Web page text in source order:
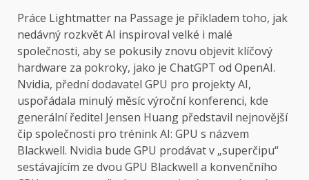
Práce Lightmatter na Passage je příkladem toho, jak
nedávný rozkvět AI inspiroval velké i malé
společnosti, aby se pokusily znovu objevit klíčový
hardware za pokroky, jako je ChatGPT od OpenAI.
Nvidia, přední dodavatel GPU pro projekty AI,
uspořádala minulý měsíc výroční konferenci, kde
generální ředitel Jensen Huang představil nejnovější
čip společnosti pro trénink AI: GPU s názvem
Blackwell. Nvidia bude GPU prodávat v „superčipu“
sestávajícím ze dvou GPU Blackwell a konvenčního